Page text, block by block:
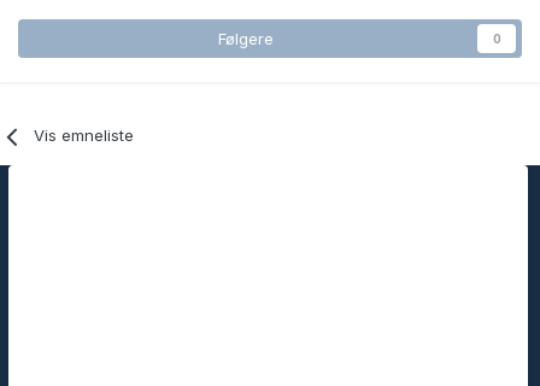
Følgere 0
Vis emneliste